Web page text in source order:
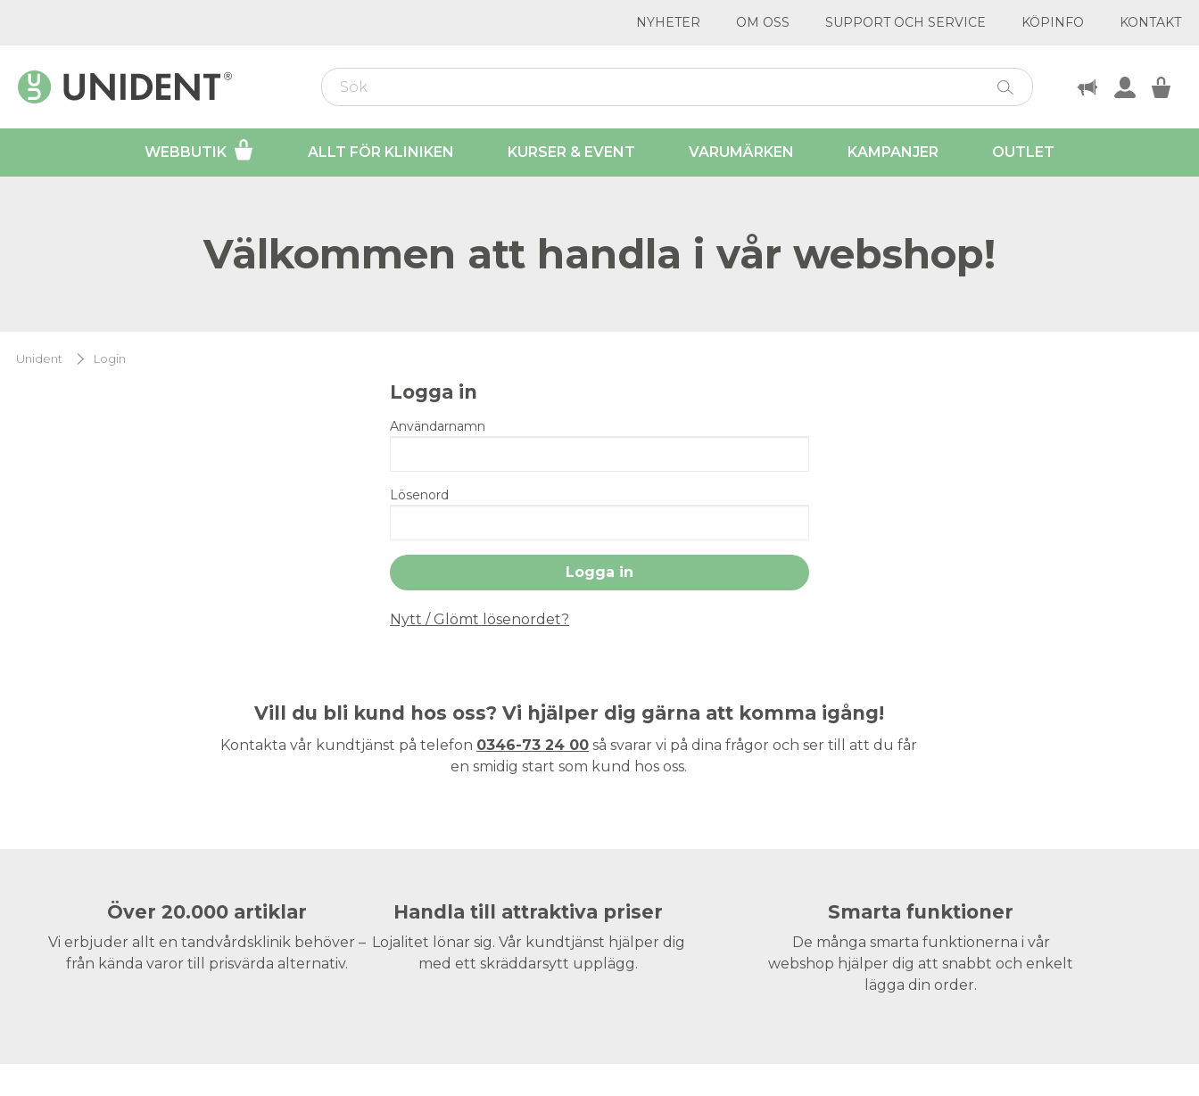
NYHETER OM OSS SUPPORT OCH SERVICE KÖPINFO KONTAKT
WEBBUTIK ALLT FÖR KLINIKEN KURSER & EVENT VARUMÄRKEN KAMPANJER OUTLET
Välkommen att handla i vår webshop!
Unident Login
Logga in
Användarnamn
Lösenord
Nytt / Glömt lösenordet?
Vill du bli kund hos oss? Vi hjälper dig gärna att komma igång!
Kontakta vår kundtjänst på telefon 0346-73 24 00 så svarar vi på dina frågor och ser till att du får
en smidig start som kund hos oss.
Över 20.000 artiklar
Vi erbjuder allt en tandvårdsklinik behöver –
från kända varor till prisvärda alternativ.
Handla till attraktiva priser
Lojalitet lönar sig. Vår kundtjänst hjälper dig
med ett skräddarsytt upplägg.
Smarta funktioner
De många smarta funktionerna i vår
webshop hjälper dig att snabbt och enkelt
lägga din order.